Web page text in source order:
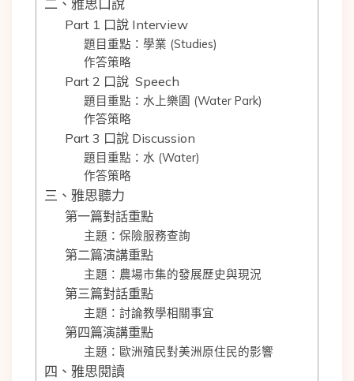
二、雅思口說
Part 1 口說 Interview
題目重點：學業 (Studies)
作答策略
Part 2 口說 Speech
題目重點：水上樂園 (Water Park)
作答策略
Part 3 口說 Discussion
題目重點：水 (Water)
作答策略
三、雅思聽力
第一篇對話重點
主題：保險服務查詢
第二篇演講重點
主題：農場市集的發展歷史與現況
第三篇對話重點
主題：討論教學相關事宜
第四篇演講重點
主題：歐洲殖民對美洲原住民的影響
四、雅思閱讀